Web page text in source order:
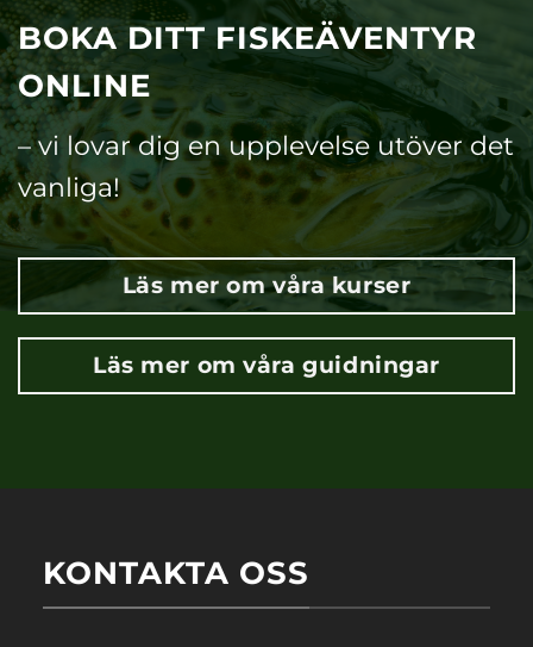
BOKA DITT FISKEÄVENTYR
ONLINE
– vi lovar dig en upplevelse utöver det
vanliga!
Läs mer om våra kurser
Läs mer om våra guidningar
KONTAKTA OSS